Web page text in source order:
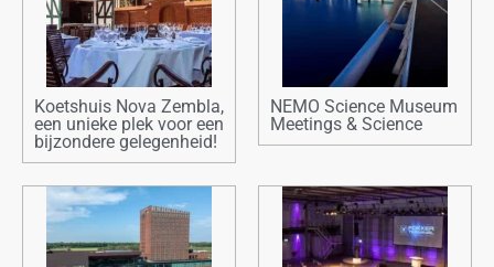
Koetshuis Nova Zembla,
een unieke plek voor een
bijzondere gelegenheid!
NEMO Science Museum
Meetings & Science